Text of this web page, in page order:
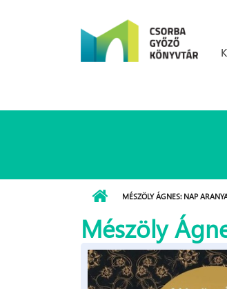
MÉSZÖLY ÁGNES: NAP
Mészöly